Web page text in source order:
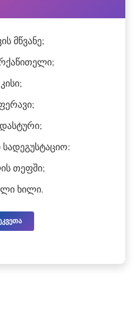
მწვანე;
რქაწითელი;
თეფში;
ხილი.